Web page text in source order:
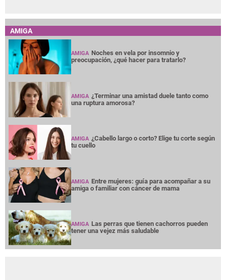
AMIGA
AMIGA Noches en vela por insomnio y
preocupación, ¿qué hacer para tratarlo?
AMIGA ¿Terminar una amistad duele tanto como
una ruptura amorosa?
AMIGA ¿Cabello largo o corto? Elige tu corte según
tu cuello
AMIGA Entre mujeres: guía para acompañar a su
amiga o familiar con cáncer de mama
AMIGA Las perras que tienen cachorros pueden
tener una vejez más saludable